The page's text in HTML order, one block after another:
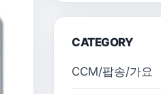
CATEGORY
CCM/팝송/가요